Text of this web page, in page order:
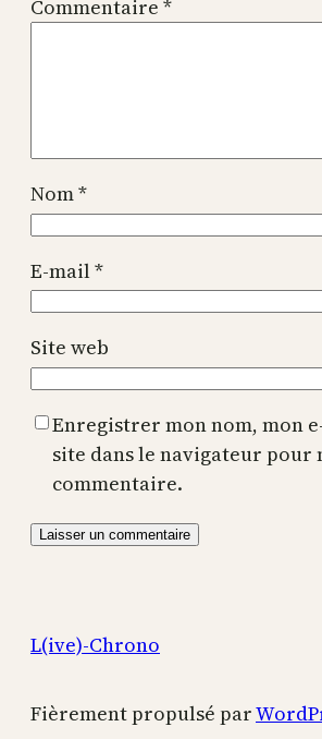
Commentaire *
Nom*
E-mail*
Site web
Enregistrer mon nom, mon
site dans le navigateur pour
commentaire.
L(ive)-Chrono
Fièrement propulsé par